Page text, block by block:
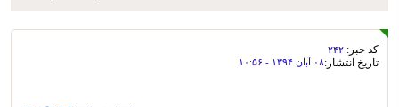
کد خبر: ۲۴۲
تاریخ انتشار:۰۸ آبان ۱۳۹۴ - ۱۰:۵۶